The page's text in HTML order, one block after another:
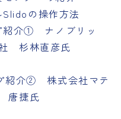
の操作方法
紹介① ナノブリッ
杉林直彦氏
紹介② 株式会社マテ
唐捷氏